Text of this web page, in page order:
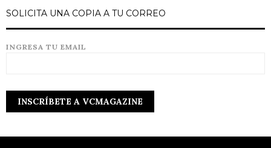
SOLICITA UNA COPIA A TU CORREO
INGRESA TU EMAIL